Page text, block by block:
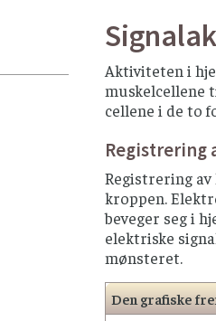
Aktiviteten i
muskelcellene
cellene i de to
Registrering
Registrering
kroppen.
beveger seg i
elektriske
mønsteret.
Den grafiske